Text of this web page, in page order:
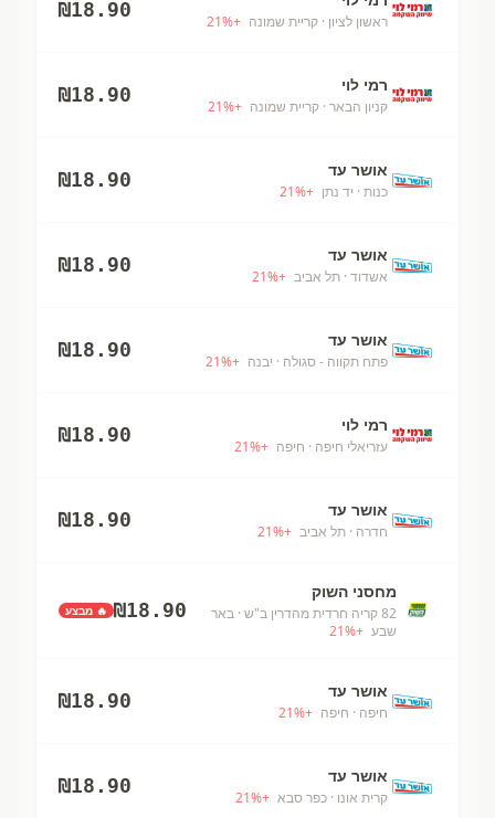
ראשון לציון · קריית שמונה +
21%
₪18.90
רמי לוי
קניון הבאר · קריית שמונה +
21%
₪18.90
אושר עד
כנות · יד נתן +
21%
₪18.90
אושר עד
אשדוד · תל אביב +
21%
₪18.90
אושר עד
פתח תקווה - סגולה · יבנה +
21%
₪18.90
רמי לוי
עזריאלי חיפה · חיפה +
21%
₪18.90
אושר עד
חדרה · תל אביב +
21%
₪18.90
מחסני השוק
82 קריה חרדית מהדרין ב"ש
· באר
שבע +
21%
₪18.90 🔥 מבצע
אושר עד
חיפה · חיפה +
21%
₪18.90
אושר עד
קרית אונו · כפר סבא +
21%
₪18.90